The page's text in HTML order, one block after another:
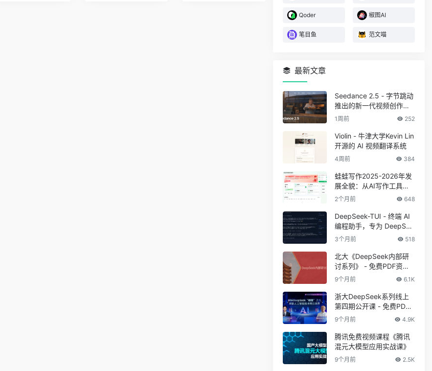
Qoder 椒图AI
笔目鱼 范文喵
最新文章
Seedance 2.5 - 字节跳动
推出的新一代视频创作模
型
1周前 252
Violin - 牛津大学Kevin Lin
开源的 AI 视频翻译系统
4周前 384
蛙蛙写作2025-2026年发
展全貌：从AI写作工具到
创作者一站式工作站
2个月前 648
DeepSeek-TUI - 终端 AI
编程助手，专为 DeepSee
k V4 系列模型设计
3个月前 518
北大《DeepSeek内部研
讨系列》 - 免费PDF资料
下载
9个月前 6.1K
浙大DeepSeek系列线上
第四期公开课 - 免费PDF
资料下载
9个月前 4.9K
腾讯免费视频课程《腾讯
混元大模型应用实战课》
9个月前 2.5K